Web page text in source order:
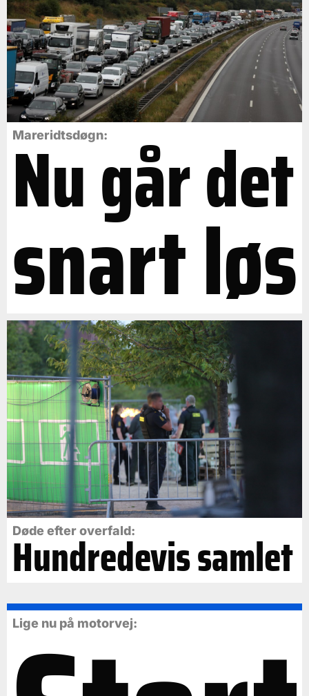
Mareridtsdøgn:
Nu går det
snart løs
Døde efter overfald:
Hundredevis samlet
Lige nu på motorvej: